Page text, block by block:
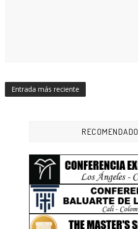
Entrada más reciente
RECOMENDADO